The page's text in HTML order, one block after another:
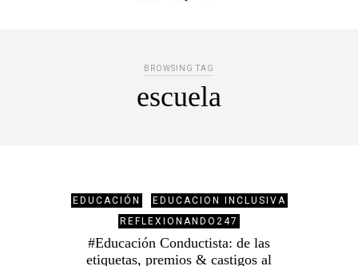
BROWSING TAG
escuela
EDUCACIÓN
EDUCACION INCLUSIVA
REFLEXIONANDO247
#Educación Conductista: de las
etiquetas, premios & castigos al